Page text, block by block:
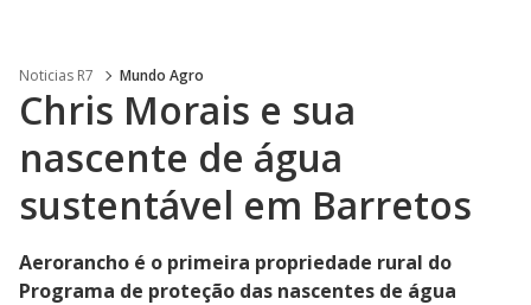
Noticias R7 Mundo Agro
Chris Morais e sua
nascente de água
sustentável em Barretos
Aerorancho é o primeira propriedade rural do
Programa de proteção das nascentes de água